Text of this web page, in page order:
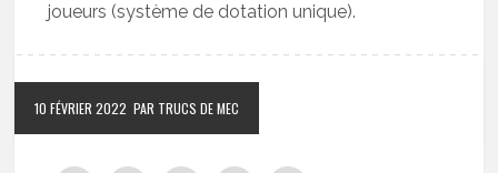
joueurs (système de dotation unique).
10 FÉVRIER 2022 PAR TRUCS DE MEC